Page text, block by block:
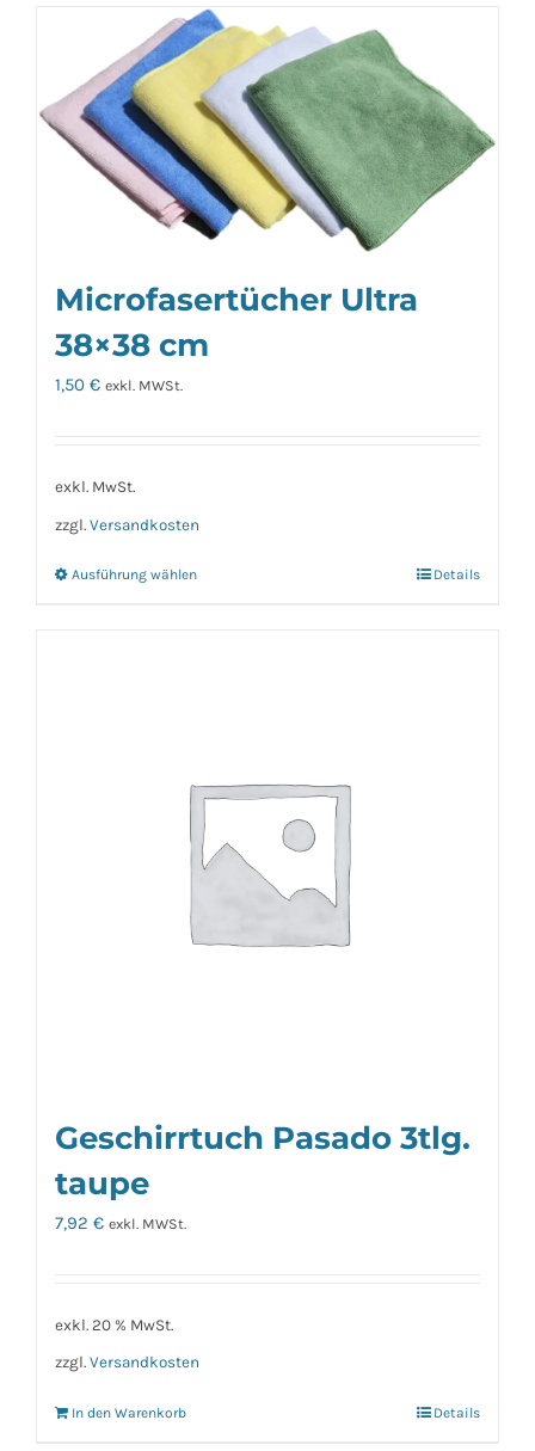
Microfasertücher Ultra
38×38 cm
1,50 € exkl. MWSt.
exkl. MwSt.
zzgl. Versandkosten
Ausführung wählenDieses
können
Produktseite
Details
Geschirrtuch Pasado 3tlg.
taupe
7,92 € exkl. MWSt.
exkl. 20 % MwSt.
zzgl. Versandkosten
In den Warenkorb Details